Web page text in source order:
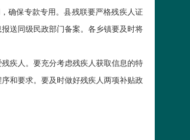
确保专款专用。县残联要严格残疾人证
送同级民政部门备案。各乡镇要及时将
疾人。要充分考虑残疾人获取信息的特
和要求。要及时做好残疾人两项补贴政